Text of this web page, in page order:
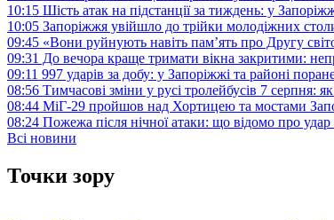
10:15 Шість атак на підстанції за тиждень: у
10:05 Запоріжжя увійшло до трійки молодіжних
09:45 «Вони руйнують навіть пам’ять про Другу
09:31 До вечора краще тримати вікна закритими:
09:11 997 ударів за добу: у Запоріжжі та районі
08:56 Тимчасові зміни у русі тролейбусів 7 серпня:
08:44 МіГ-29 пройшов над Хортицею та мостами
08:24 Пожежа після нічної атаки: що відомо про
Всі новини
Точки зору